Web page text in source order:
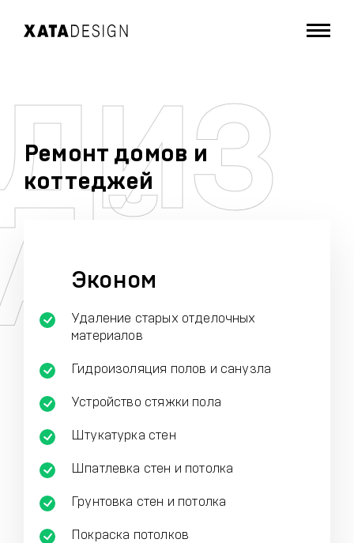
Ремонт домов и
коттеджей
Эконом
Удаление старых отделочных
материалов
Гидроизоляция полов и санузла
Устройство стяжки пола
Штукатурка стен
Шпатлевка стен и потолка
Грунтовка стен и потолка
Покраска потолков